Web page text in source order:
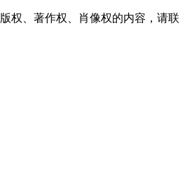
权、著作权、肖像权的内容，请联